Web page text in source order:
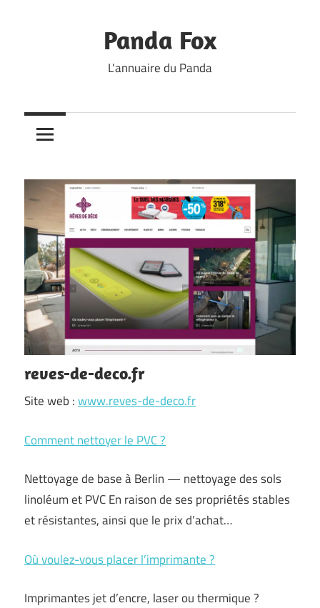
Panda Fox
L'annuaire du Panda
reves-de-deco.fr
Site web :www.reves-de-deco.fr
Comment nettoyer le PVC ?
Nettoyage de base à Berlin — nettoyage des sols
linoléum et PVC En raison de ses propriétés stables
et résistantes, ainsi que le prix d’achat…
Où voulez-vous placer l’imprimante ?
Imprimantes jet d’encre, laser ou thermique ?